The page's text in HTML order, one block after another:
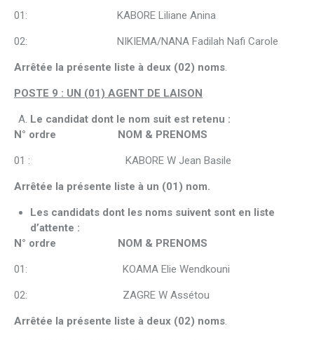
01: KABORE Liliane Anina
02: NIKIEMA/NANA Fadilah Nafi Carole
Arrêtée la présente liste à deux (02) noms.
POSTE 9 : UN (01) AGENT DE LAISON
Le candidat dont le nom suit est retenu :
N° ordre NOM & PRENOMS
01 : KABORE W Jean Basile
Arrêtée la présente liste à un (01) nom.
Les candidats dont les noms suivent sont en liste
d’attente :
N° ordre NOM & PRENOMS
01: KOAMA Elie Wendkouni
02: ZAGRE W Assétou
Arrêtée la présente liste à deux (02) noms.